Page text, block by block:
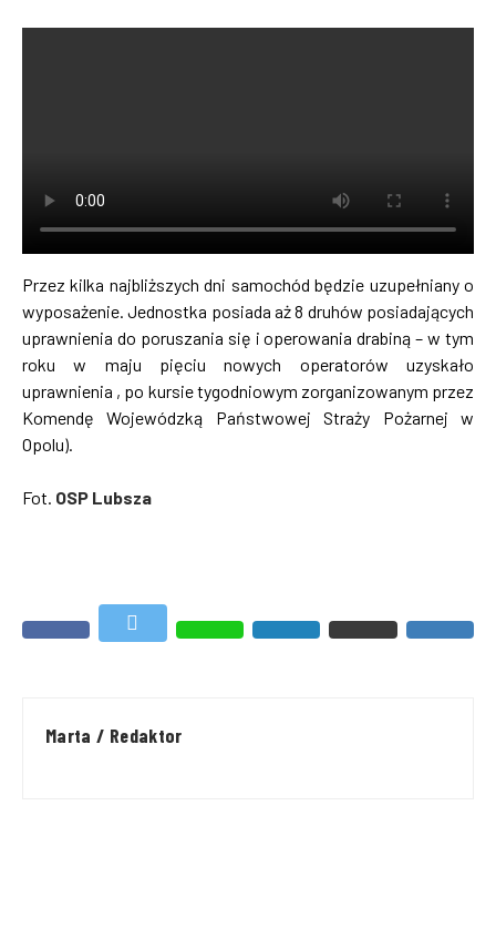
Przez kilka najbliższych dni samochód będzie uzupełniany o
wyposażenie. Jednostka posiada aż 8 druhów posiadających
uprawnienia do poruszania się i operowania drabiną – w tym
roku w maju pięciu nowych operatorów uzyskało
uprawnienia , po kursie tygodniowym zorganizowanym przez
Komendę Wojewódzką Państwowej Straży Pożarnej w
Opolu).
Fot. OSP Lubsza
Marta / Redaktor